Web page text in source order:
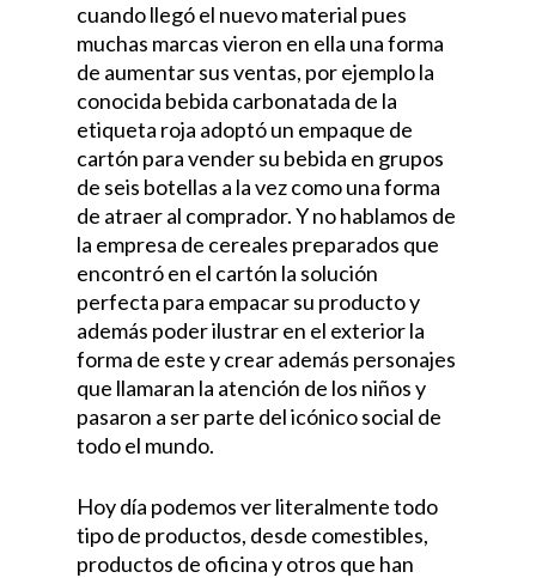
cuando llegó el nuevo material pues
muchas marcas vieron en ella una forma
de aumentar sus ventas, por ejemplo la
conocida bebida carbonatada de la
etiqueta roja adoptó un empaque de
cartón para vender su bebida en grupos
de seis botellas a la vez como una forma
de atraer al comprador. Y no hablamos de
la empresa de cereales preparados que
encontró en el cartón la solución
perfecta para empacar su producto y
además poder ilustrar en el exterior la
forma de este y crear además personajes
que llamaran la atención de los niños y
pasaron a ser parte del icónico social de
todo el mundo.
Hoy día podemos ver literalmente todo
tipo de productos, desde comestibles,
productos de oficina y otros que han